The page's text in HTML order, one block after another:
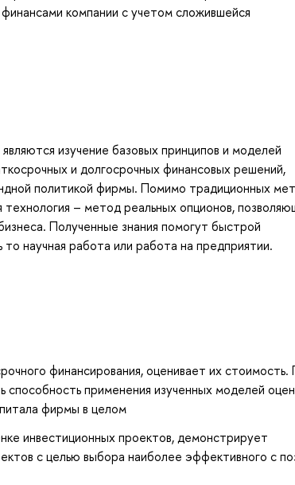
компании с учетом сложившейся
изучение базовых принципов и моделей
и долгосрочных финансовых решений,
политикой фирмы. Помимо традиционных
– метод реальных опционов,
Полученные знания помогут быстрой
научная работа или работа на предприятии.
финансирования, оценивает их стоимость.
применения изученных моделей
фирмы в целом
инвестиционных проектов, демонстрирует
с целью выбора наиболее эффективного с